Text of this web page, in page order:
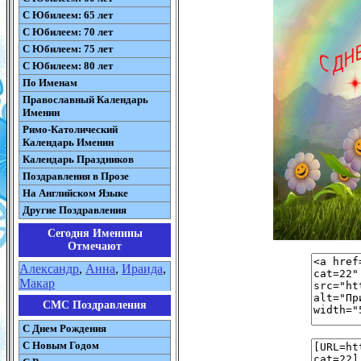
С Юбилеем: 65 лет
С Юбилеем: 70 лет
С Юбилеем: 75 лет
С Юбилеем: 80 лет
По Именам
Православный Календарь
Именин
Римо-Католический
Календарь Именин
Календарь Праздников
Поздравления в Прозе
На Английском Языке
Другие Поздравления
Сегодня Именины
Отмечают
Александр, Анна, Ираида,
Макар
СМС Поздравления
С Днем Рождения
С Новым Годом